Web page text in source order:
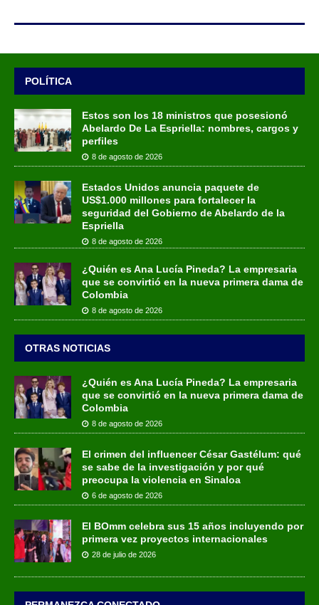
POLÍTICA
Estos son los 18 ministros que posesionó
Abelardo De La Espriella: nombres, cargos y
perfiles
8 de agosto de 2026
Estados Unidos anuncia paquete de
US$1.000 millones para fortalecer la
seguridad del Gobierno de Abelardo de la
Espriella
8 de agosto de 2026
¿Quién es Ana Lucía Pineda? La empresaria
que se convirtió en la nueva primera dama de
Colombia
8 de agosto de 2026
OTRAS NOTICIAS
¿Quién es Ana Lucía Pineda? La empresaria
que se convirtió en la nueva primera dama de
Colombia
8 de agosto de 2026
El crimen del influencer César Gastélum: qué
se sabe de la investigación y por qué
preocupa la violencia en Sinaloa
6 de agosto de 2026
El BOmm celebra sus 15 años incluyendo por
primera vez proyectos internacionales
28 de julio de 2026